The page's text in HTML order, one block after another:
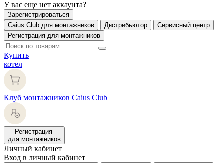
У вас еще нет аккаунта?
Зарегистрироваться
Caius Club для монтажников
Дистрибьютор
Сервисный центр
Регистрация для монтажников
Купить
котел
Клуб монтажников Caius Club
Регистрация
для монтажников
Личный кабинет
Вход в личный кабинет